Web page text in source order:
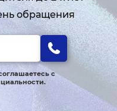
обращения
с